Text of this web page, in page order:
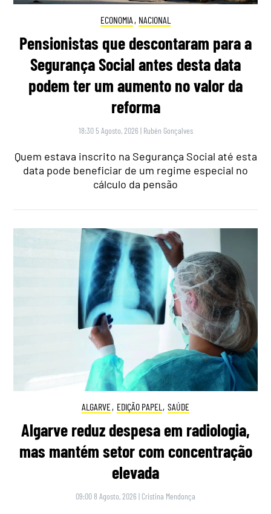
ECONOMIA , NACIONAL
Pensionistas que descontaram para a
Segurança Social antes desta data
podem ter um aumento no valor da
reforma
18:30 5 Agosto, 2026 | Rubén Gonçalves
Quem estava inscrito na Segurança Social até esta
data pode beneficiar de um regime especial no
cálculo da pensão
ALGARVE, EDIÇÃO PAPEL , SAÚDE
Algarve reduz despesa em radiologia,
mas mantém setor com concentração
elevada
09:00 8 Agosto, 2026 | Cristina Mendonça